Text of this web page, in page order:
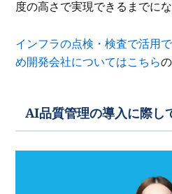
度の高さで実現できるまでにな
インフラの点検・検査で活用
め開発会社についてはこちら
AI品質管理の導入に際し